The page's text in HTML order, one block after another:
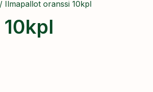
/ Ilmapallot oranssi 10kpl